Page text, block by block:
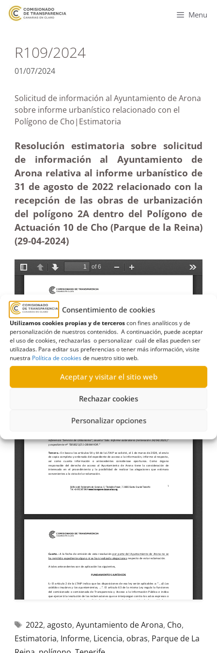
Consentimiento de cookies
Utilizamos cookies propias y de terceroscon fines analíticos y de
personalización de nuestros contenidos. A continuación, puede aceptar
el uso de cookies, rechazarlas o personalizar cuál de ellas pueden ser
utilizadas. Para editar sus preferencias o tener más información, visite
nuestra Política de cookiesde nuestro sitio web.
Aceptar y visitar el sitio web
Rechazar cookies
Personalizar opciones
Menu
R109/2024
01/07/2024
Solicitud de información al Ayuntamiento de Arona
sobre informe urbanístico relacionado con el
Polígono de Cho|Estimatoria
Resolución estimatoria sobre solicitud
de información al Ayuntamiento de
Arona relativa al informe urbanístico de
31 de agosto de 2022 relacionado con la
recepción de las obras de urbanización
del polígono 2A dentro del Polígono de
Actuación 10 de Cho (Parque de la Reina)
(29-04-2024)
2022, agosto, Ayuntamiento de Arona, Cho,
Estimatoria, Informe, Licencia, obras, Parque de La